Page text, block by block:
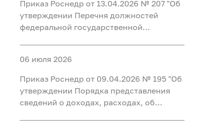
недропользованию, федеральными
государственными гражданскими
служащими территориальных органов
Федерального агентства по
недропользованию и работниками
задач, поставленных перед
Федеральным агентством по
недропользованию, о фактах обращения
Приказ Роснедр от 13.04.2026 № 207 "Об
утверждении Перечня должностей
федеральной государственной
замещение которых влечет за собой
запрет открывать и иметь счета (вклады),
хранить наличные денежные средства и
ценности в иностранных банках,
расположенных за пределами
территории Российской Федерации,
06 июля 2026
Приказ Роснедр от 09.04.2026 № 195 "Об
утверждении Порядка представления
сведений о доходах, расходах, об